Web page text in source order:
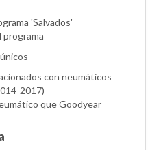
'Salvados'
con neumáticos
2017)
que Goodyear